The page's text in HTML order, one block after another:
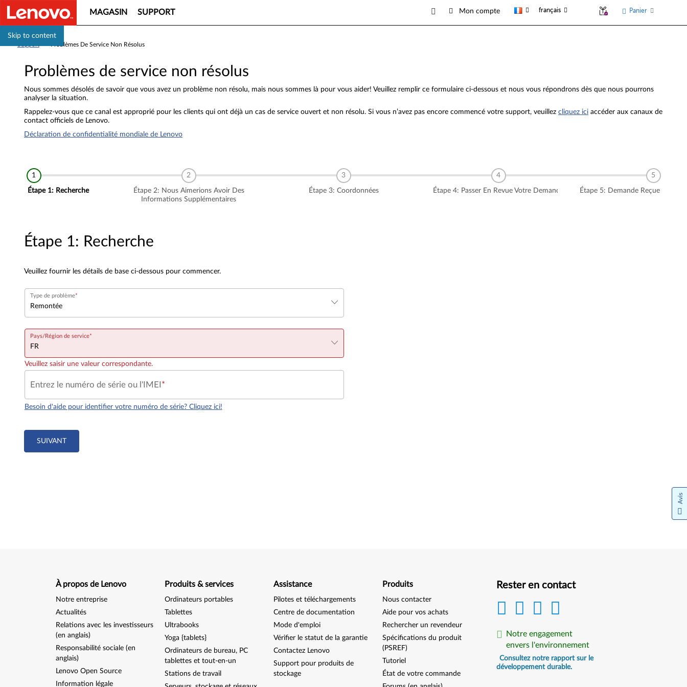
Skip to content
MAGASIN SUPPORT Mon compte français Panier
Problèmes De Service Non Résolus
Problèmes de service non résolus
Nous sommes désolés de savoir que vous avez un problème non résolu, mais nous sommes là pour vous aider! Veuillez remplir ce formulaire ci-dessous et nous vous répondrons dès que nous pourrons
analyser la situation.
Rappelez-vous que ce canal est approprié pour les clients qui ont déjà un cas de service ouvert et non résolu. Si vous n’avez pas encore commencé votre support, veuillez cliquez ici accéder aux canaux de
contact officiels de Lenovo.
Déclaration de confidentialité mondiale de Lenovo
Étape 1: Recherche
Étape 2: Nous Aimerions Avoir Des
Informations Supplémentaires
Étape 3: Coordonnées Étape 4: Passer En Revue Votre Demande Étape 5: Demande Reçue
Étape 1: Recherche
Veuillez fournir les détails de base ci-dessous pour commencer.
Type de problème
Pays/Région de service
Veuillez saisir une valeur correspondante.
Entrez le numéro de série ou l'IMEI
Besoin d'aide pour identifier votre numéro de série? Cliquez ici!
SUIVANT
Rester en contact
Notre engagement
envers l'environnement
Consultez notre rapport sur le
développement durable.
À propos de Lenovo
Notre entreprise
Actualités
Relations avec les investisseurs
(en anglais)
Responsabilité sociale (en
anglais)
Lenovo Open Source
Information légale
Produits & services
Ordinateurs portables
Tablettes
Ultrabooks
Yoga {tablets}
Ordinateurs de bureau, PC
tablettes et tout-en-un
Stations de travail
Assistance
Pilotes et téléchargements
Centre de documentation
Mode d'emploi
Vérifier le statut de la garantie
Contactez Lenovo
Support pour produits de
stockage
Produits
Nous contacter
Aide pour vos achats
Rechercher un revendeur
Spécifications du produit
(PSREF)
Tutoriel
État de votre commande
Avis